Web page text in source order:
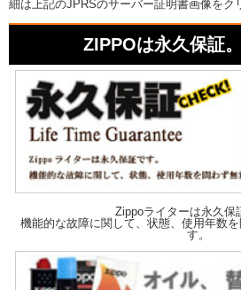
細は上記のJPRSのサーバー証明書画像をク
ZIPPOは永久保証
Zippoライターは永久保
機能的な故障に関して、状態、使用年数
す。